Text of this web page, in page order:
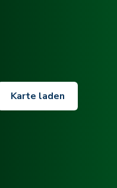
Karte laden